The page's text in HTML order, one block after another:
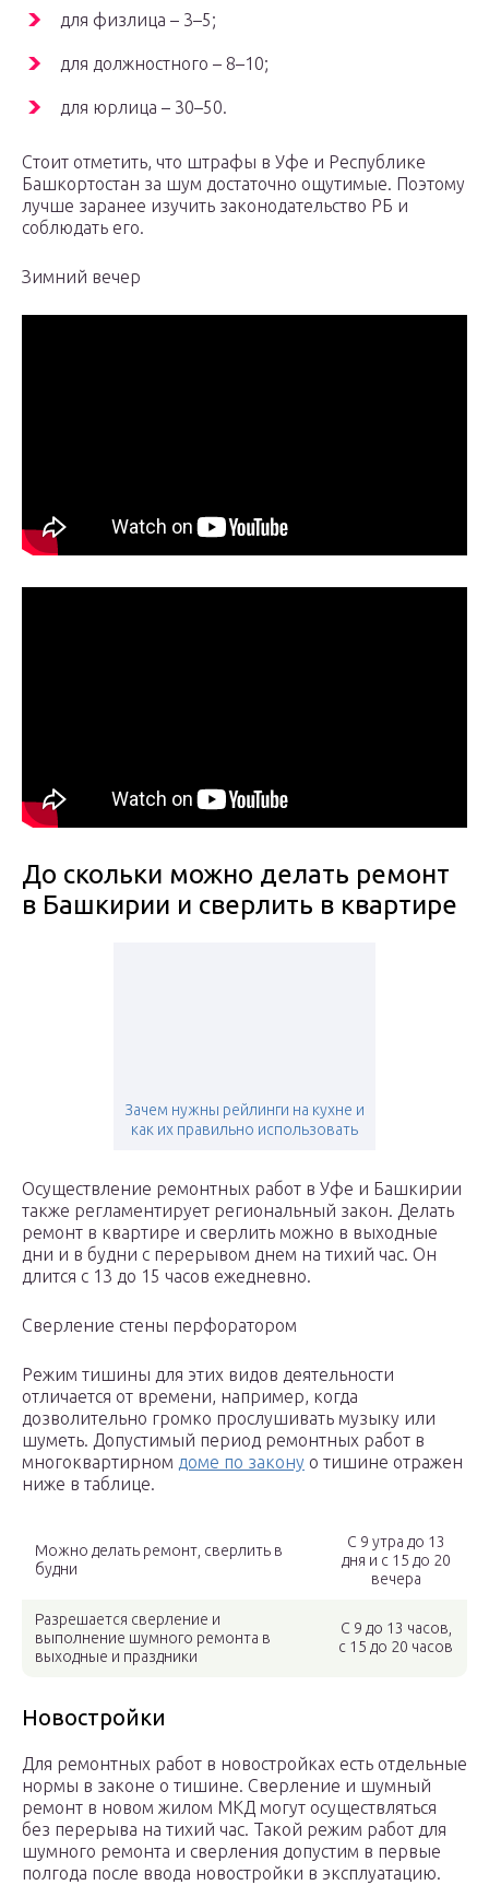
для физлица – 3–5;
для должностного – 8–10;
для юрлица – 30–50.
Стоит отметить, что штрафы в Уфе и Республике
Башкортостан за шум достаточно ощутимые. Поэтому
лучше заранее изучить законодательство РБ и
соблюдать его.
Зимний вечер
До скольки можно делать ремонт
в Башкирии и сверлить в квартире
Зачем нужны рейлинги на кухне и
как их правильно использовать
Осуществление ремонтных работ в Уфе и Башкирии
также регламентирует региональный закон. Делать
ремонт в квартире и сверлить можно в выходные
дни и в будни с перерывом днем на тихий час. Он
длится с 13 до 15 часов ежедневно.
Сверление стены перфоратором
Режим тишины для этих видов деятельности
отличается от времени, например, когда
дозволительно громко прослушивать музыку или
шуметь. Допустимый период ремонтных работ в
многоквартирном доме по закону о тишине отражен
ниже в таблице.
Можно делать ремонт, сверлить в
будни
С 9 утра до 13
дня и с 15 до 20
вечера
Разрешается сверление и
выполнение шумного ремонта в
выходные и праздники
С 9 до 13 часов,
с 15 до 20 часов
Новостройки
Для ремонтных работ в новостройках есть отдельные
нормы в законе о тишине. Сверление и шумный
ремонт в новом жилом МКД могут осуществляться
без перерыва на тихий час. Такой режим работ для
шумного ремонта и сверления допустим в первые
полгода после ввода новостройки в эксплуатацию.